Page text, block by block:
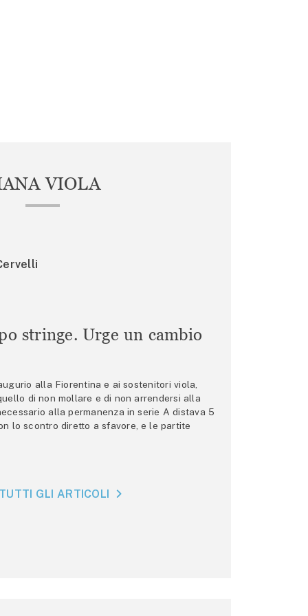
VIOLA
stringe. Urge un cambio
alla Fiorentina e ai sostenitori viola,
di non mollare e di non arrendersi alla
alla permanenza in serie A distava 5
lo scontro diretto a sfavore, e le partite
GLI ARTICOLI